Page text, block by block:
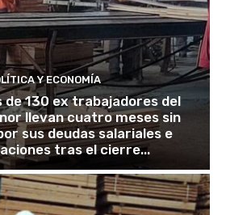
Y ECONOMÍA
de 130 ex trabajadores del
llevan cuatro meses sin
sus deudas salariales e
tras el cierre...